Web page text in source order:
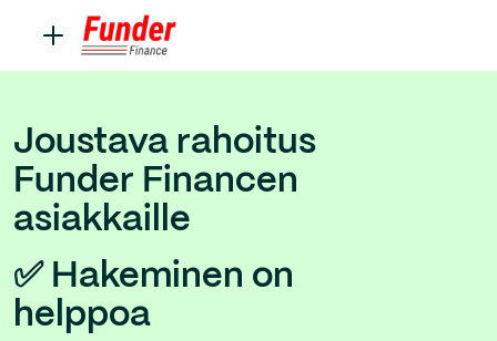
Joustava rahoitus
Funder Financen
asiakkaille
✅ Hakeminen on
helppoa